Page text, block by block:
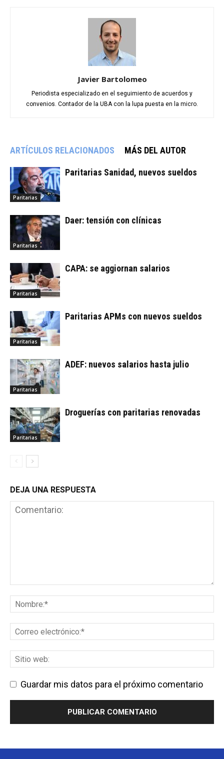
Javier Bartolomeo
Periodista especializado en el seguimiento de acuerdos y
convenios. Contador de la UBA con la lupa puesta en la micro.
ARTÍCULOS RELACIONADOS MÁS DEL AUTOR
Paritarias
Paritarias Sanidad, nuevos sueldos
Paritarias
Daer: tensión con clínicas
Paritarias
CAPA: se aggiornan salarios
Paritarias
Paritarias APMs con nuevos sueldos
Paritarias
ADEF: nuevos salarios hasta julio
Paritarias
Droguerías con paritarias renovadas
DEJA UNA RESPUESTA
Guardar mis datos para el próximo comentario